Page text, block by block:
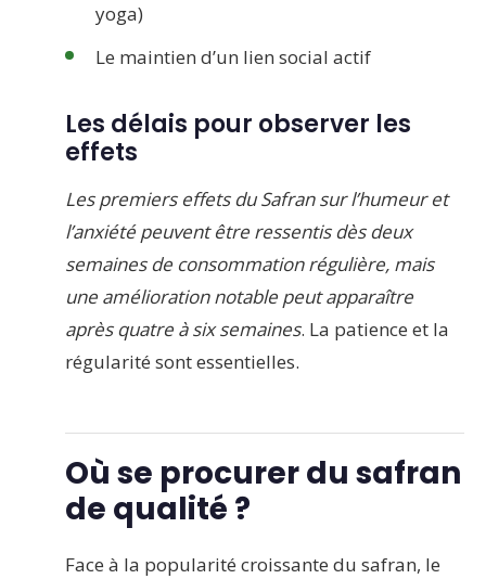
yoga)
Le maintien d’un lien social actif
Les délais pour observer les
effets
Les premiers effets du Safran sur l’humeur et
l’anxiété peuvent être ressentis dès deux
semaines de consommation régulière, mais
une amélioration notable peut apparaître
après quatre à six semaines. La patience et la
régularité sont essentielles.
Où se procurer du safran
de qualité ?
Face à la popularité croissante du safran, le